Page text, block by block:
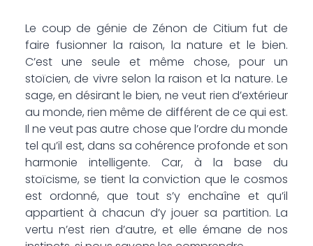
Le coup de génie de Zénon de Citium fut de
faire fusionner la raison, la nature et le bien.
C’est une seule et même chose, pour un
stoïcien, de vivre selon la raison et la nature. Le
sage, en désirant le bien, ne veut rien d’extérieur
au monde, rien même de différent de ce qui est.
Il ne veut pas autre chose que l’ordre du monde
tel qu’il est, dans sa cohérence profonde et son
harmonie intelligente. Car, à la base du
stoïcisme, se tient la conviction que le cosmos
est ordonné, que tout s’y enchaîne et qu’il
appartient à chacun d’y jouer sa partition. La
vertu n’est rien d’autre, et elle émane de nos